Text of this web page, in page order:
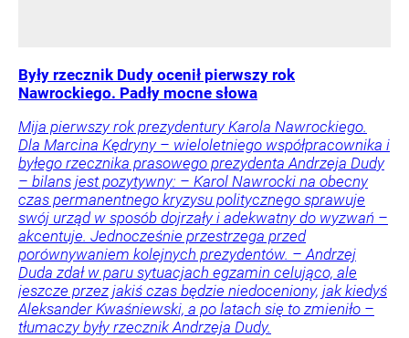
Były rzecznik Dudy ocenił pierwszy rok
Nawrockiego. Padły mocne słowa
Mija pierwszy rok prezydentury Karola Nawrockiego.
Dla Marcina Kędryny – wieloletniego współpracownika i
byłego rzecznika prasowego prezydenta Andrzeja Dudy
– bilans jest pozytywny: – Karol Nawrocki na obecny
czas permanentnego kryzysu politycznego sprawuje
swój urząd w sposób dojrzały i adekwatny do wyzwań –
akcentuje. Jednocześnie przestrzega przed
porównywaniem kolejnych prezydentów. – Andrzej
Duda zdał w paru sytuacjach egzamin celująco, ale
jeszcze przez jakiś czas będzie niedoceniony, jak kiedyś
Aleksander Kwaśniewski, a po latach się to zmieniło –
tłumaczy były rzecznik Andrzeja Dudy.